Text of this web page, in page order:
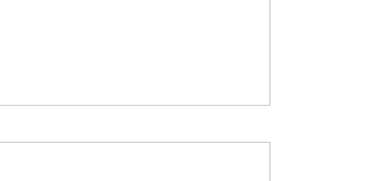
メッセージ : 独身に